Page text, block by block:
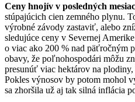
Ceny hnojív v posledných
stúpajúcich cien zemného plynu.
výrobné závody zastaviť, alebo
sledujúce ceny v Severnej
o viac ako 200 % nad päťročným
obavy, že poľnohospodári môžu
presunúť viac hektárov na
Pokles výnosov by potom mohol
sa zhoršila už aj tak silná inflácia